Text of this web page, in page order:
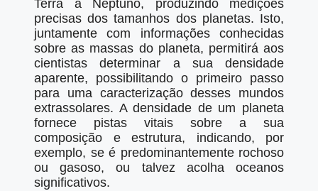
Terra a Neptuno, produzindo medições
precisas dos tamanhos dos planetas. Isto,
juntamente com informações conhecidas
sobre as massas do planeta, permitirá aos
cientistas determinar a sua densidade
aparente, possibilitando o primeiro passo
para uma caracterização desses mundos
extrassolares. A densidade de um planeta
fornece pistas vitais sobre a sua
composição e estrutura, indicando, por
exemplo, se é predominantemente rochoso
ou gasoso, ou talvez acolha oceanos
significativos.